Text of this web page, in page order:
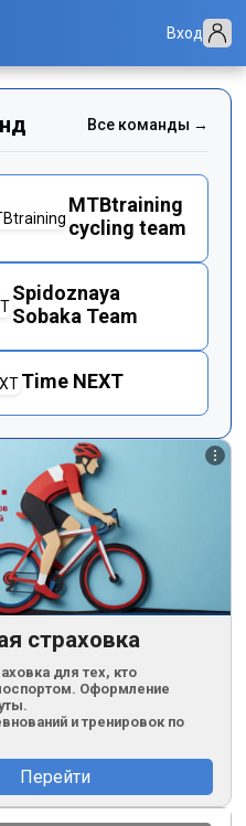
Вход
76.5 кг
76.5кг
76.5 кг
76.5
Все команды →
MTBtraining
cycling team
Spidoznaya
Sobaka Team
Time NEXT
страховка
для тех, кто
Оформление
и тренировок по
Перейти